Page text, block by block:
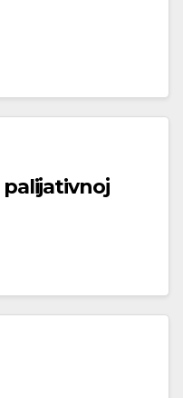
palijativnoj